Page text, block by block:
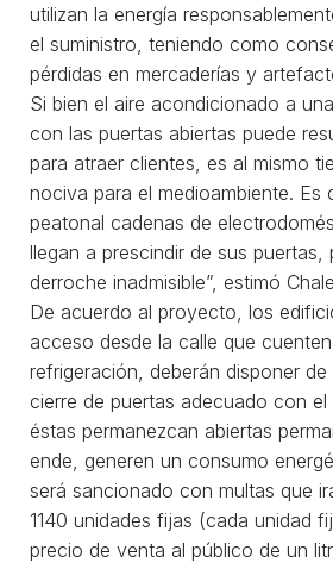
utilizan la energía
el suministro, teniendo como
pérdidas en mercaderías y
Si bien el aire acondicionado a
con las puertas abiertas puede
para atraer clientes, es al mismo
nociva para el medioambiente. Es
peatonal cadenas de
llegan a prescindir de sus
derroche inadmisible”, estimó
De acuerdo al proyecto, los
acceso desde la calle que
refrigeración, deberán disponer de
cierre de puertas adecuado con el
éstas permanezcan abiertas
ende, generen un consumo
será sancionado con multas que
1140 unidades fijas (cada unidad
precio de venta al público de un